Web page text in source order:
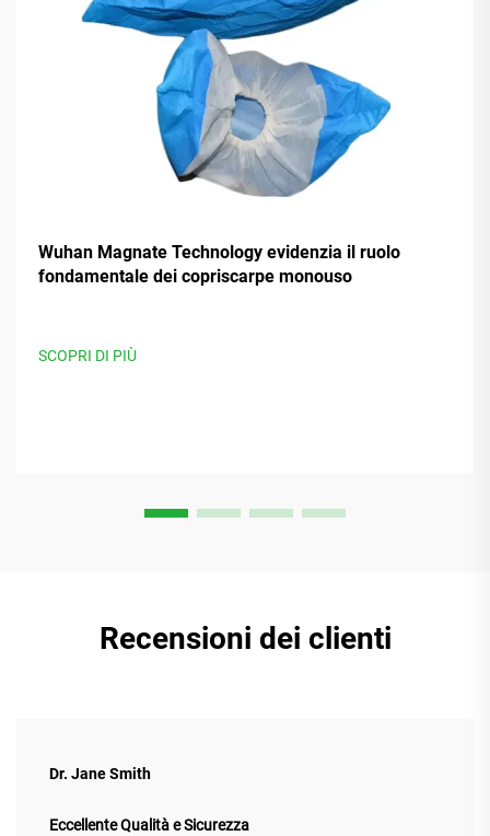
Wuhan Magnate Technology evidenzia il ruolo
fondamentale dei copriscarpe monouso
SCOPRI DI PIÙ
Recensioni dei clienti
Dr. Jane Smith
Eccellente Qualità e Sicurezza